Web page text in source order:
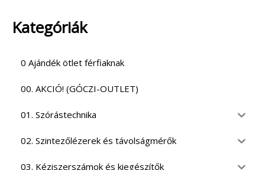
Kategóriák
0 Ajándék ötlet férfiaknak
00. AKCIÓ! (GÓCZI-OUTLET)
01. Szórástechnika
02. Szintezőlézerek és távolságmérők
03. Kéziszerszámok és kiegészítők